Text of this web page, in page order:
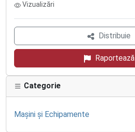
Vizualizări
Distribuie
Raportează
Categorie
Mașini și Echipamente